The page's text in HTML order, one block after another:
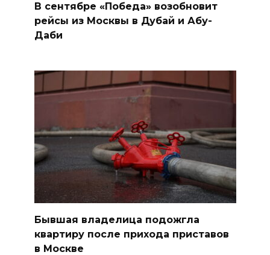
В сентябре «Победа» возобновит
рейсы из Москвы в Дубай и Абу-
Даби
Бывшая владелица подожгла
квартиру после прихода приставов
в Москве